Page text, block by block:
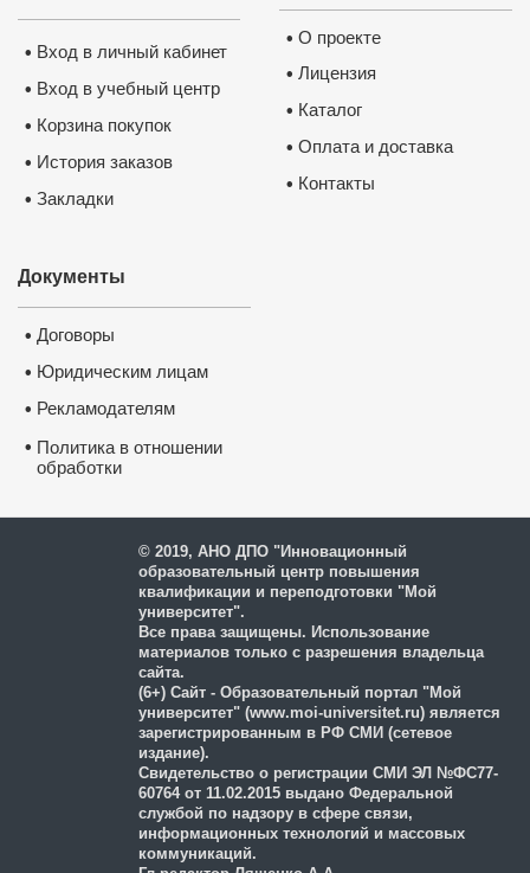
• О проекте
• Лицензия
• Каталог
• Оплата и доставка
• Контакты
• Вход в личный кабинет
• Вход в учебный центр
• Корзина покупок
• История заказов
• Закладки
Документы
• Договоры
• Юридическим лицам
• Рекламодателям
• Политика в отношении
обработки
© 2019, АНО ДПО "Инновационный
образовательный центр повышения
квалификации и переподготовки "Мой
университет".
Все права защищены. Использование
материалов только с разрешения владельца
сайта.
(6+) Сайт - Образовательный портал "Мой
университет" (www.moi-universitet.ru) является
зарегистрированным в РФ СМИ (сетевое
издание).
Свидетельство о регистрации СМИ ЭЛ №ФС77-
60764 от 11.02.2015 выдано Федеральной
службой по надзору в сфере связи,
информационных технологий и массовых
коммуникаций.